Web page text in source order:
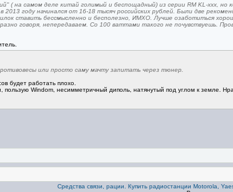
( на самом деле китай голимый и беспощадный) из серии RM KL-ххх, но
году начинался от 16-18 тысяч российских рублей. Были две
ставить бессмысленно и бесполезно, ИМХО. Лучше озаботиться
говоря, непередаваем. Со 100 ваттами такого не почувствуешь.
или просто саму мачту запитать через тюнер.
будет работать плохо.
Windom, несимметричный диполь, натянутый под углом к земле.
Средства связи, рации. Купить радиостанции Motorola,